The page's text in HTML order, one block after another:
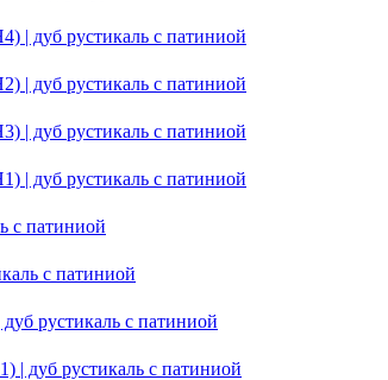
| дуб рустикаль с патиниой
| дуб рустикаль с патиниой
| дуб рустикаль с патиниой
| дуб рустикаль с патиниой
с патиниой
с патиниой
рустикаль с патиниой
| дуб рустикаль с патиниой